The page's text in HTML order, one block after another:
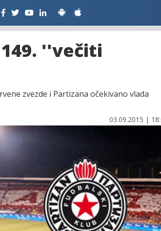
''večiti
zvezde i Partizana očekivano vlada
03.09.2015 |